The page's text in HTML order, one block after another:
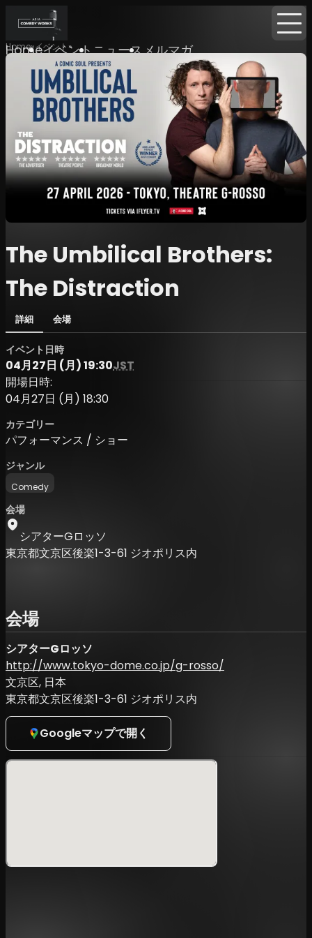
Homeイベントニュースメルマガ
Home イベント
The Umbilical Brothers:
The Distraction
詳細 会場
イベント日時
04月27日 (月) 19:30JST
開場日時:
04月27日 (月) 18:30
カテゴリー
パフォーマンス / ショー
ジャンル
Comedy
会場
シアターGロッソ
東京都文京区後楽1-3-61 ジオポリス内
会場
シアターGロッソ
http://www.tokyo-dome.co.jp/g-rosso/
文京区, 日本
東京都文京区後楽1-3-61 ジオポリス内
Googleマップで開く